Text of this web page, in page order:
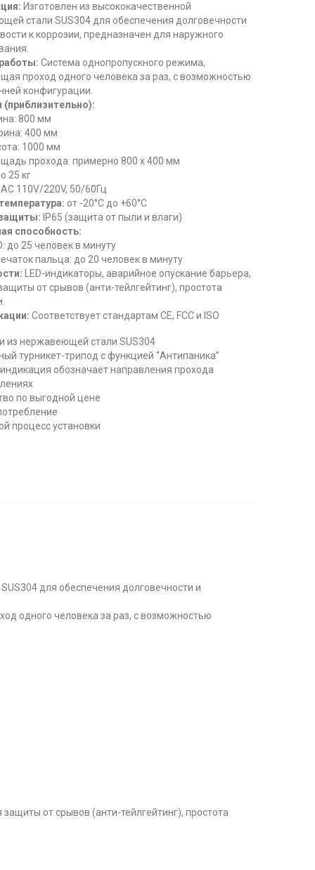
Изготовлен из высококачественной
стали SUS304 для обеспечения долговечности
к коррозии, предназначен для наружного
Система однопропускного режима,
проход одного человека за раз, с возможностью
конфигурации.
(приблизительно):
800 мм
400 мм
1000 мм
прохода: примерно 800 x 400 мм
25 кг
AC 110V/220V, 50/60Гц
от -20°C до +60°C
IP65 (защита от пыли и влаги)
способность:
до 25 человек в минуту
пальца: до 20 человек в минуту
LED-индикаторы, аварийное опускание барьера,
от срывов (анти-тейлгейтинг), простота
Соответствует стандартам CE, FCC и ISO
из нержавеющей стали SUS304
турникет-трипод с функцией “Антипаника”
обозначает направления прохода
по выгодной цене
процесс установки
для обеспечения долговечности и
одного человека за раз, с возможностью
от срывов (анти-тейлгейтинг), простота